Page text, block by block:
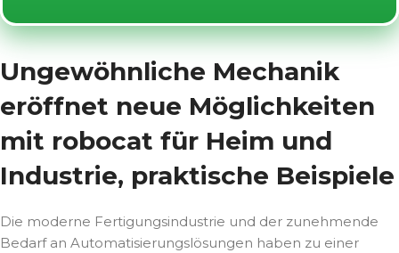
Ungewöhnliche Mechanik
eröffnet neue Möglichkeiten
mit robocat für Heim und
Industrie, praktische Beispiele
Die moderne Fertigungsindustrie und der zunehmende
Bedarf an Automatisierungslösungen haben zu einer